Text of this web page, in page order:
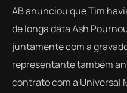
AB anunciou que Tim
de longa data Ash
juntamente com a
representante também
contrato com a Universal